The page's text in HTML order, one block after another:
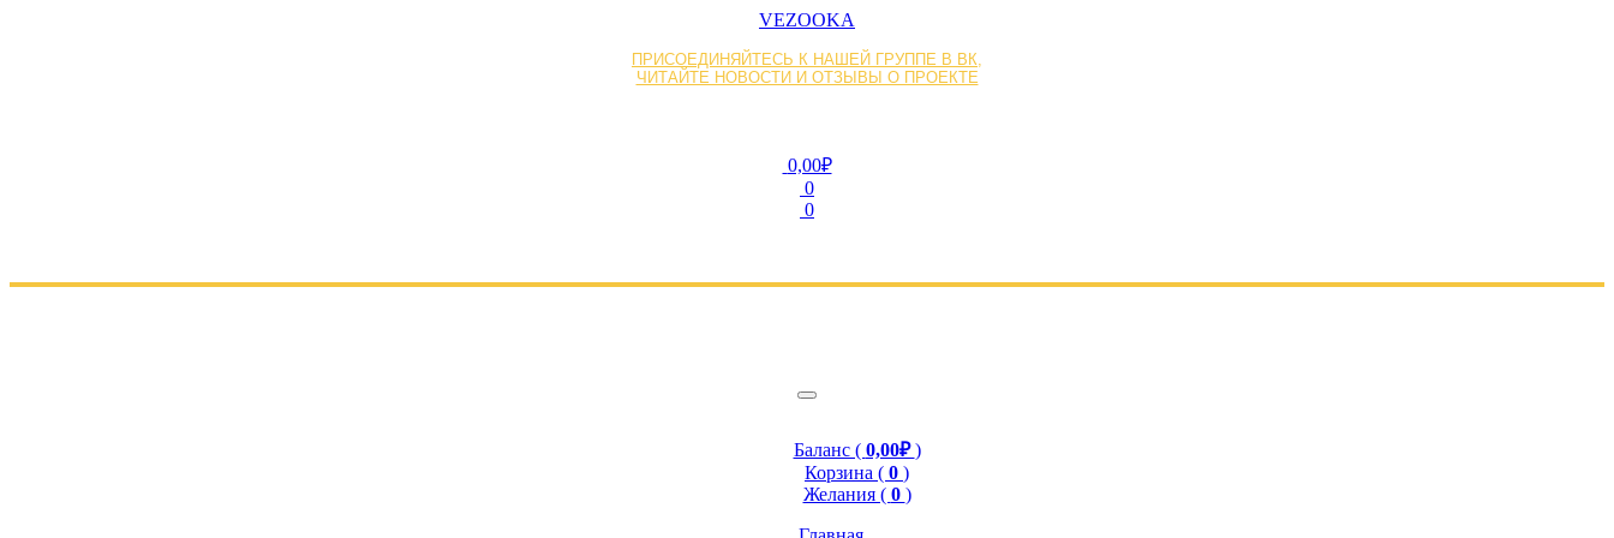
VEZOOKA
ПРИСОЕДИНЯЙТЕСЬ К НАШЕЙ ГРУППЕ В ВК,
ЧИТАЙТЕ НОВОСТИ И ОТЗЫВЫ О ПРОЕКТЕ
0,00₽
0
0
Баланс ( 0,00₽)
Корзина ( 0 )
Желания ( 0 )